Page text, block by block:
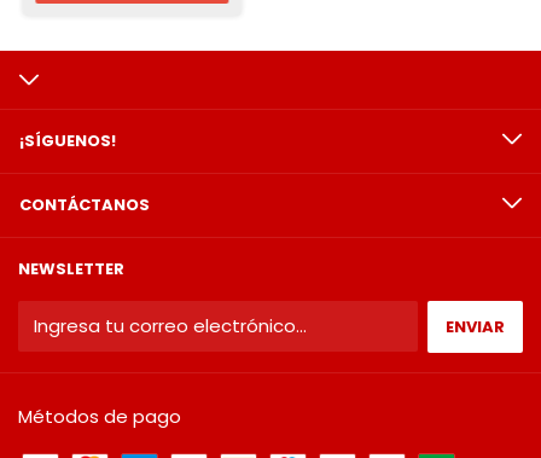
¡SÍGUENOS!
CONTÁCTANOS
NEWSLETTER
Métodos de pago